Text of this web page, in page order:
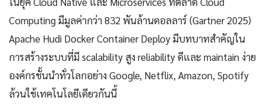
Computing มีมูลค่ากว่า 832 พันล้านดอลลาร์ (Gartner 2025)
Apache Hudi Docker Container Deploy มีบทบาทสำคัญใน
การสร้างระบบที่มี scalability สูง reliability ดีและ maintain ง่าย
องค์กรชั้นนำทั่วโลกอย่าง Google, Netflix, Amazon, Spotify
ล้วนใช้เทคโนโลยีเดียวกันนี้